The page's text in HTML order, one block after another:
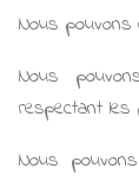
Nous pouvons
Nous
respectant les
Nous